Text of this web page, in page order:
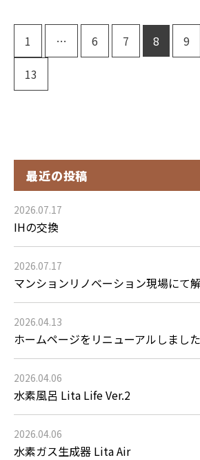
1 … 6 7 8 9
13
最近の投稿
2026.07.17
IHの交換
2026.07.17
マンションリノベーション現場にて
2026.04.13
ホームページをリニューアルしました
2026.04.06
水素風呂 Lita Life Ver.2
2026.04.06
水素ガス生成器 Lita Air